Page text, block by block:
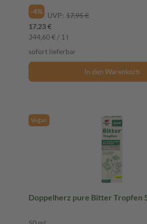
-4%
UVP: 17,95 €
17,23 €
344,60 € / 1 l
sofort lieferbar
In den Warenkorb
Vegan
Doppelherz pure Bitter Tropfen